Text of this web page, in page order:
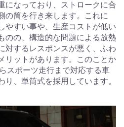
になっており、ストロークに合
の筒を行き来します。これに
やすい事や、生産コストが低い
のの、構造的な問題による放熱
対するレスポンスが悪く、ふわ
リットがあります。このことか
スポーツ走行まで対応する車
、単筒式を採用しています。